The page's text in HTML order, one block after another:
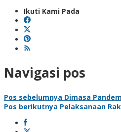
Ikuti Kami Pada
Navigasi pos
Pos sebelumnya Dimasa
Pos berikutnya Pelaksanaan